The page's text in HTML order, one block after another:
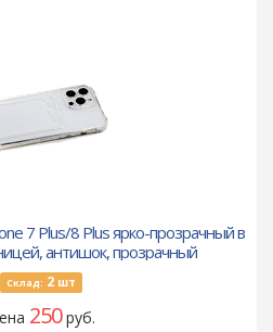
7 Plus/8 Plus ярко-прозрачный в
антишок, прозрачный
Склад: 2 шт
250руб.